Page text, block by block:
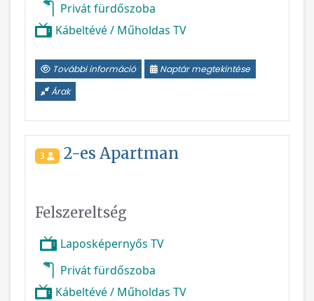
Privát fürdőszoba
Kábeltévé / Műholdas TV
További információ
Naptár megtekintése
Árak
3 2-es Apartman
Felszereltség
Laposképernyős TV
Privát fürdőszoba
Kábeltévé / Műholdas TV